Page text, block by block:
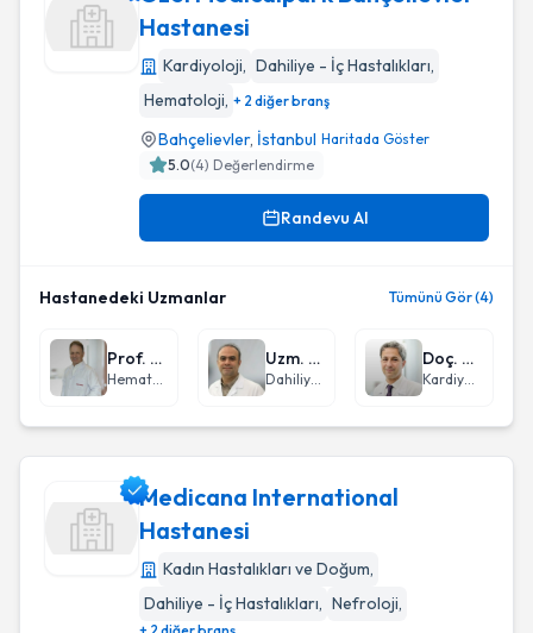
Hastanesi
Kardiyoloji, Dahiliye - İç Hastalıkları,
Hematoloji, + 2 diğer branş
Bahçelievler, İstanbul Haritada Göster
5.0(4) Değerlendirme
Randevu Al
Hastanedeki Uzmanlar Tümünü Gör (4)
Prof. Dr. Burhan Turgut
Hematoloji
Uzm. Dr. Mutlu Demiral
Dahiliye - İç Hastalıkları
Doç. Dr. Emrah Sevgili
Kardiyoloji
Medicana International Hastanesi
Medicana International
Hastanesi
Kadın Hastalıkları ve Doğum,
Dahiliye - İç Hastalıkları, Nefroloji,